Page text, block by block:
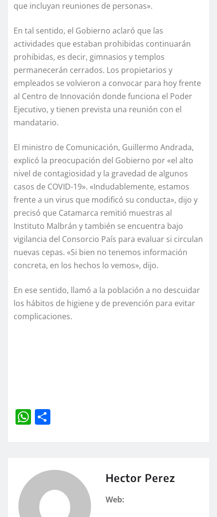
que incluyan reuniones de personas».
En tal sentido, el Gobierno aclaró que las
actividades que estaban prohibidas continuarán
prohibidas, es decir, gimnasios y templos
permanecerán cerrados. Los propietarios y
empleados se volvieron a convocar para hoy frente
al Centro de Innovación donde funciona el Poder
Ejecutivo, y tienen prevista una reunión con el
mandatario.
El ministro de Comunicación, Guillermo Andrada,
explicó la preocupación del Gobierno por «el alto
nivel de contagiosidad y la gravedad de algunos
casos de COVID-19». «Indudablemente, estamos
frente a un virus que modificó su conducta», dijo y
precisó que Catamarca remitió muestras al
Instituto Malbrán y también se encuentra bajo
vigilancia del Consorcio País para evaluar si circulan
nuevas cepas. «Si bien no tenemos información
concreta, en los hechos lo vemos», dijo.
En ese sentido, llamó a la población a no descuidar
los hábitos de higiene y de prevención para evitar
complicaciones.
W
A
p
rt
Hector Perez
Web: